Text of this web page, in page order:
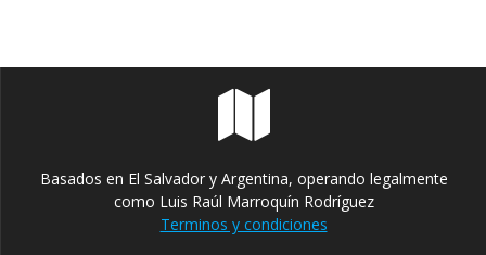
Basados en El Salvador y Argentina, operando legalmente
como Luis Raúl Marroquín Rodríguez
Terminos y condiciones